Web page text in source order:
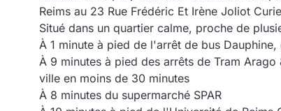
Reims au 23 Rue Frédéric Et Irène Joliot
Situé dans un quartier calme, proche de
À 1 minute à pied de l'arrêt de bus Dauphine,
À 9 minutes à pied des arrêts de Tram
ville en moins de 30 minutes
À 8 minutes du supermarché SPAR